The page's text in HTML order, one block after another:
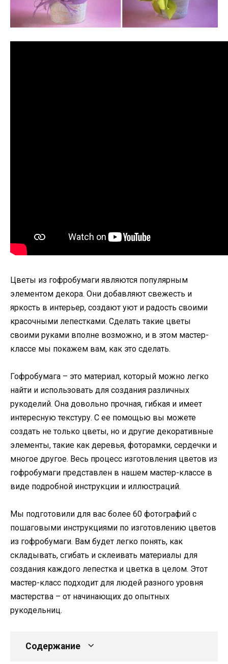
Цветы из гофробумаги являются популярным
элементом декора. Они добавляют свежесть и
яркость в интерьер, создают уют и радость своими
красочными лепестками. Сделать такие цветы
своими руками вполне возможно, и в этом мастер-
классе мы покажем вам, как это сделать.
Гофробумага – это материал, который можно легко
найти и использовать для создания различных
рукоделий. Она довольно прочная, гибкая и имеет
интересную текстуру. С ее помощью вы можете
создать не только цветы, но и другие декоративные
элементы, такие как деревья, фоторамки, сердечки и
многое другое. Весь процесс изготовления цветов из
гофробумаги представлен в нашем мастер-классе в
виде подробной инструкции и иллюстраций.
Мы подготовили для вас более 60 фотографий с
пошаговыми инструкциями по изготовлению цветов
из гофробумаги. Вам будет легко понять, как
складывать, сгибать и склеивать материалы для
создания каждого лепестка и цветка в целом. Этот
мастер-класс подходит для людей разного уровня
мастерства – от начинающих до опытных
рукодельниц.
Содержание